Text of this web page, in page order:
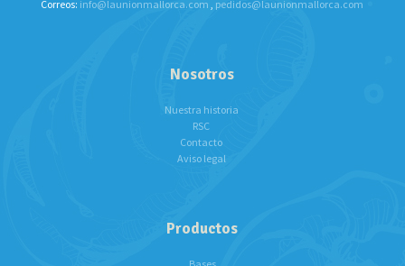
Correos: info@launionmallorca.com pedidos@launionmallorca.com
Nosotros
Nuestra historia
RSC
Contacto
Aviso legal
Productos